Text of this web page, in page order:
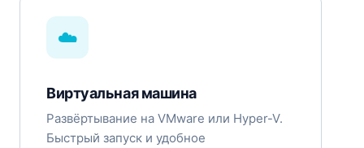
☁️
Виртуальная машина
Развёртывание на VMware или Hyper-V.
Быстрый запуск и удобное